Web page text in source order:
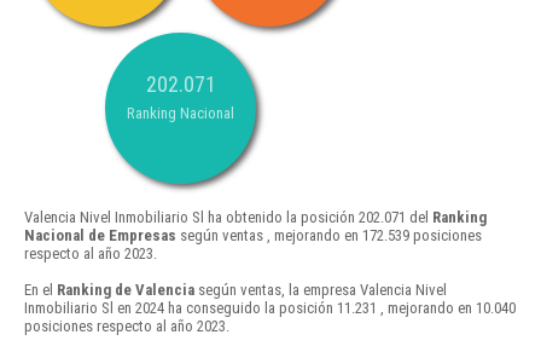
202.071
Ranking Nacional
Valencia Nivel Inmobiliario Sl ha obtenido la posición 202.071 del Ranking
Nacional de Empresas según ventas , mejorando en 172.539 posiciones
respecto al año 2023.
En el Ranking de Valencia según ventas, la empresa Valencia Nivel
Inmobiliario Sl en 2024 ha conseguido la posición 11.231 , mejorando en 10.040
posiciones respecto al año 2023.